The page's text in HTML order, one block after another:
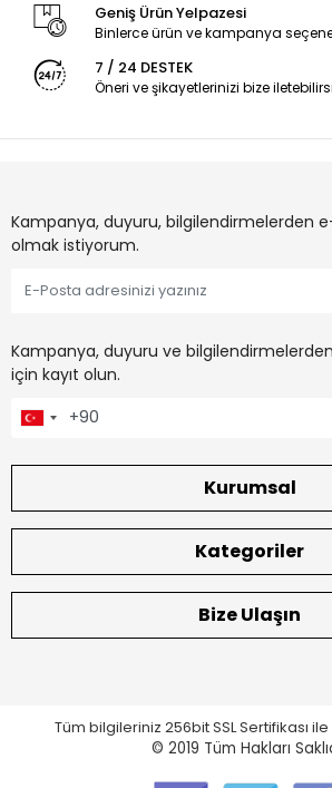
Geniş Ürün Yelpazesi
Binlerce ürün ve kampanya
7 / 24 DESTEK
Öneri ve şikayetlerinizi bize
Kampanya, duyuru, bilgilendirmelerden
olmak istiyorum.
Kampanya, duyuru ve
için kayıt olun.
Kurumsal
Kategoriler
Bize Ulaşın
Tüm bilgileriniz 256bit SSL Sertifikası
© 2019 Tüm Hakları